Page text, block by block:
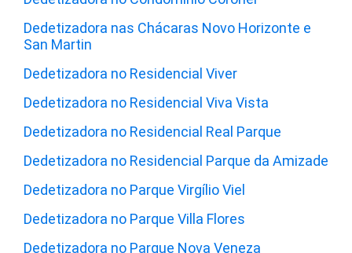
Dedetizadora nas Chácaras Novo Horizonte e
San Martin
Dedetizadora no Residencial Viver
Dedetizadora no Residencial Viva Vista
Dedetizadora no Residencial Real Parque
Dedetizadora no Residencial Parque da Amizade
Dedetizadora no Parque Virgílio Viel
Dedetizadora no Parque Villa Flores
Dedetizadora no Parque Nova Veneza